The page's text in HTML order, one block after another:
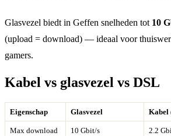
Glasvezel biedt in Geffen snelheden tot 10
(upload = download) — ideaal voor
gamers.
Kabel vs glasvezel vs DSL
Eigenschap Glasvezel Kabel
Max download 10 Gbit/s 2.2